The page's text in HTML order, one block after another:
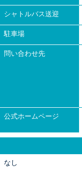
シャトルバス送迎
駐車場
問い合わせ先
公式ホームページ
なし